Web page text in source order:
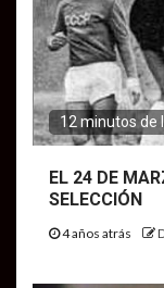
12 minutos de
EL 24 DE
SELECCIÓN
4 años atrás